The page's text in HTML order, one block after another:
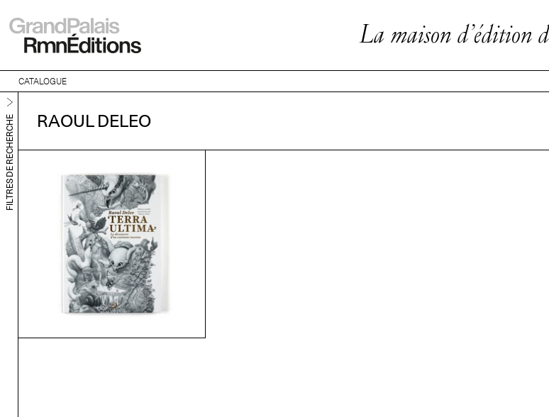
La maison d’édition
CATALOGUE
FILTRES DE RECHERCHE RAOUL DELEO